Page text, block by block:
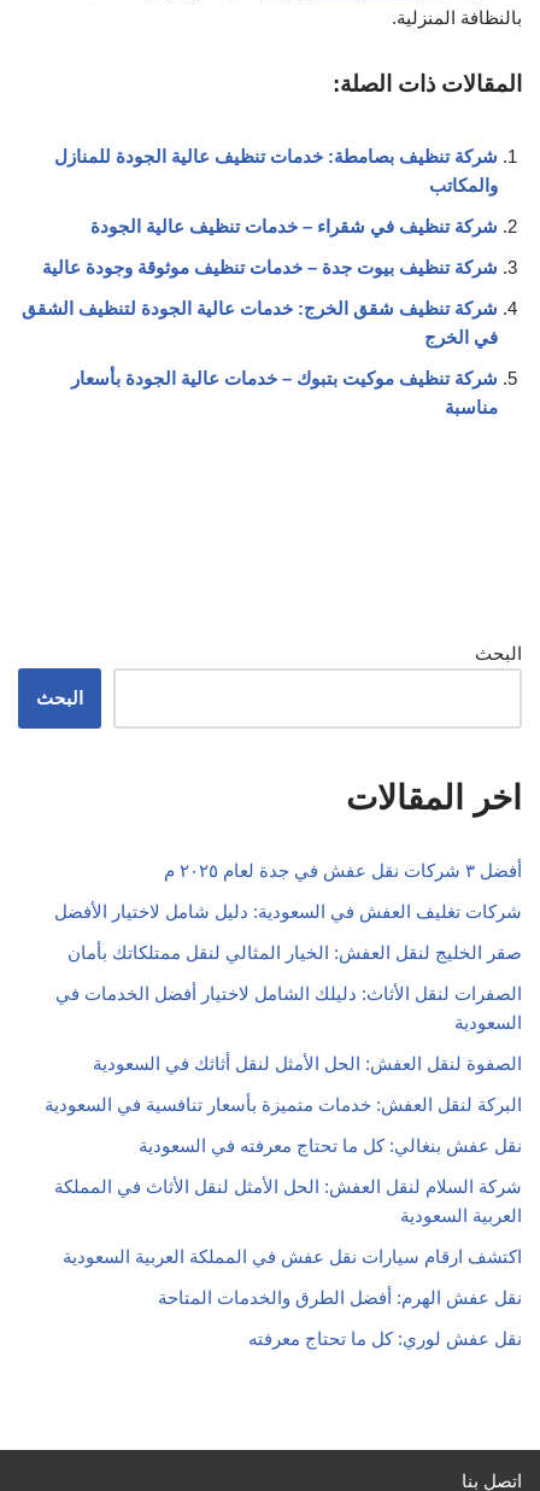
بالنظافة المنزلية.
المقالات ذات الصلة:
شركة تنظيف بصامطة: خدمات تنظيف عالية الجودة للمنازل
والمكاتب
شركة تنظيف في شقراء – خدمات تنظيف عالية الجودة
شركة تنظيف بيوت جدة – خدمات تنظيف موثوقة وجودة عالية
شركة تنظيف شقق الخرج: خدمات عالية الجودة لتنظيف الشقق
في الخرج
شركة تنظيف موكيت بتبوك – خدمات عالية الجودة بأسعار
مناسبة
البحث
البحث
اخر المقالات
أفضل ٣ شركات نقل عفش في جدة لعام ٢٠٢٥ م
شركات تغليف العفش في السعودية: دليل شامل لاختيار الأفضل
صقر الخليج لنقل العفش: الخيار المثالي لنقل ممتلكاتك بأمان
الصفرات لنقل الأثاث: دليلك الشامل لاختيار أفضل الخدمات في
السعودية
الصفوة لنقل العفش: الحل الأمثل لنقل أثاثك في السعودية
البركة لنقل العفش: خدمات متميزة بأسعار تنافسية في السعودية
نقل عفش بنغالي: كل ما تحتاج معرفته في السعودية
شركة السلام لنقل العفش: الحل الأمثل لنقل الأثاث في المملكة
العربية السعودية
اكتشف ارقام سيارات نقل عفش في المملكة العربية السعودية
نقل عفش الهرم: أفضل الطرق والخدمات المتاحة
نقل عفش لوري: كل ما تحتاج معرفته
اتصل بنا